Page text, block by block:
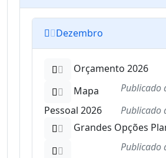
Dezembro
Orçamento 2026
Publicado
Mapa
Pessoal 2026
Publicado
Grandes Opções
Publicado